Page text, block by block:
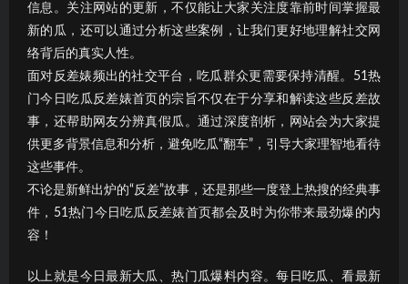
信息。关注网站的更新，不仅能让大家关注度靠前时间掌握最
新的瓜，还可以通过分析这些案例，让我们更好地理解社交网
络背后的真实人性。
面对反差婊频出的社交平台，吃瓜群众更需要保持清醒。51热
门今日吃瓜反差婊首页的宗旨不仅在于分享和解读这些反差故
事，还帮助网友分辨真假瓜。通过深度剖析，网站会为大家提
供更多背景信息和分析，避免吃瓜“翻车”，引导大家理智地看待
这些事件。
不论是新鲜出炉的“反差”故事，还是那些一度登上热搜的经典事
件，51热门今日吃瓜反差婊首页都会及时为你带来最劲爆的内
容！
以上就是今日最新大瓜、热门瓜爆料内容。每日吃瓜、看最新